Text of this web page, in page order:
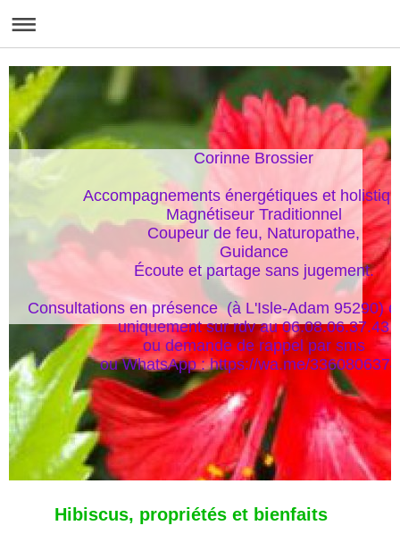
Corinne Brossier
Accompagnements énergétiques et
Magnétiseur Traditionnel
Coupeur de feu, Naturopathe,
Guidance
Écoute et partage sans jugement.
Consultations en présence  (à L'Isle-Adam 95290)
uniquement sur rdv au 06.08.06.37.43
ou demande de rappel par sms
ou WhatsApp : https://wa.me/
Hibiscus, propriétés et bienfaits